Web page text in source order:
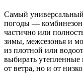
Самый
погоды —
частично или
зимы, межсезонья и
из плотной или
выбирать
от ветра, но и от